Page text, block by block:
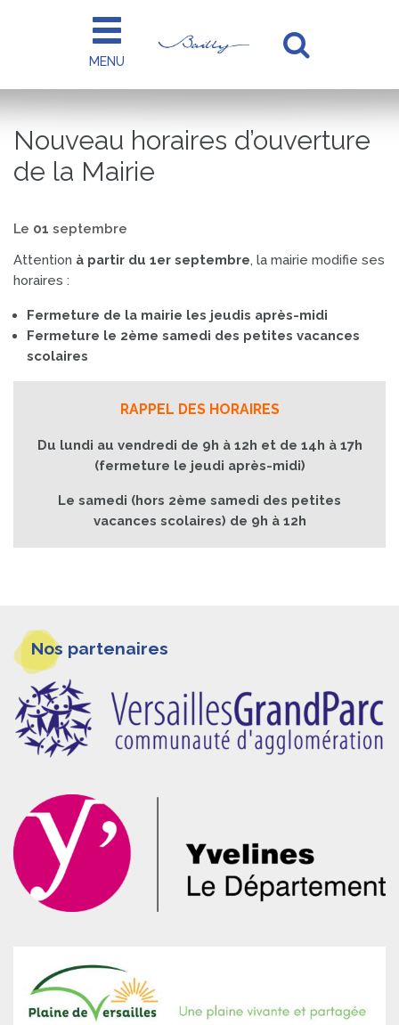
MENU
à
la
Nouveau horaires d’ouverture
de la Mairie
Le 01 septembre
Attention à partir du 1er septembre, la mairie modifie ses
horaires :
Fermeture de la mairie les jeudis après-midi
Fermeture le 2ème samedi des petites vacances
scolaires
RAPPEL DES HORAIRES
Du lundi au vendredi de 9h à 12h et de 14h à 17h
(fermeture le jeudi après-midi)
Le samedi (hors 2ème samedi des petites
vacances scolaires) de 9h à 12h
pieds
de
page
Nos partenaires